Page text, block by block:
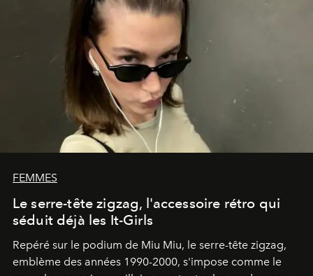
FEMMES
Le serre-tête zigzag, l'accessoire rétro qui
séduit déjà les It-Girls
Repéré sur le podium de Miu Miu, le serre-tête zigzag,
emblème des années 1990-2000, s'impose comme le